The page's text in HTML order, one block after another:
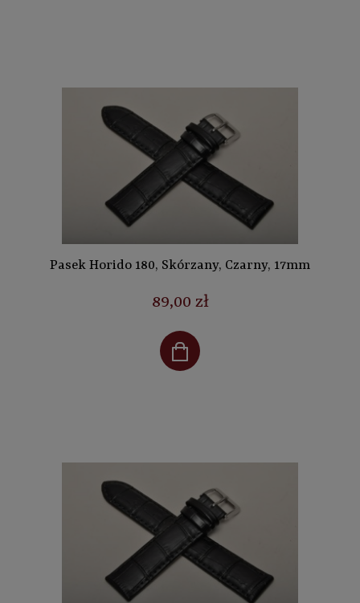
Pasek Horido 180, Skórzany, Czarny, 17mm
89,00 zł